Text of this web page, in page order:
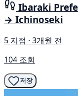
Ibaraki
→ Ichinoseki
5 지점 · 3개월 전
104 조회
저장